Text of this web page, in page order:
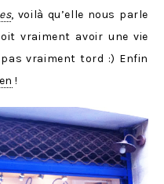
, voilà qu’elle nous parle
vraiment avoir une vie
pas vraiment tord :) Enfin
!